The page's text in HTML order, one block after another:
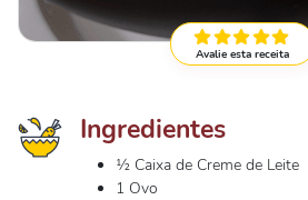
Avalie esta receita
Ingredientes
½ Caixa de Creme de Leite
1 Ovo